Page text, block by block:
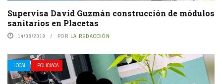
Supervisa David Guzmán construcción de módulos
sanitarios en Placetas
14/08/2019 POR LA REDACCIÓN
LOCAL POLICIACA